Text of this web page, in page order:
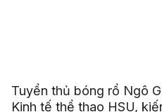
Tuyển thủ bóng rổ Ngô
Kinh tế thể thao HSU,